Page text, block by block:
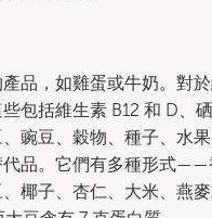
品，如雞蛋或牛奶。對
包括維生素 B12 和 D、
豌豆、穀物、種子、水
品。它們有多種形式
椰子、杏仁、大米、燕